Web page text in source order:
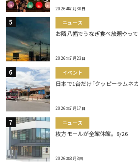
2026年7月30日
ニュース
お隣八幡でうなぎ食べ放題やって
2026年7月23日
イベント
日本で1台だけ｢クッピーラムネ
2026年7月17日
ニュース
枚方モールが全館休館。8/26
2026年8月3日